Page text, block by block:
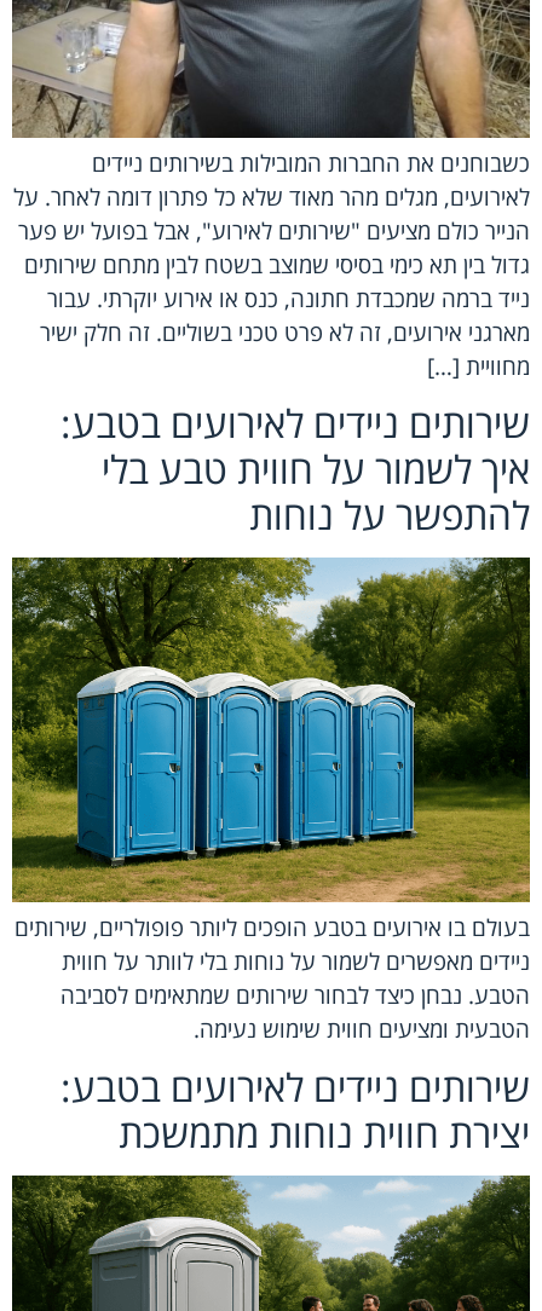
כשבוחנים את החברות המובילות בשירותים ניידים
לאירועים, מגלים מהר מאוד שלא כל פתרון דומה לאחר. על
הנייר כולם מציעים "שירותים לאירוע", אבל בפועל יש פער
גדול בין תא כימי בסיסי שמוצב בשטח לבין מתחם שירותים
נייד ברמה שמכבדת חתונה, כנס או אירוע יוקרתי. עבור
מארגני אירועים, זה לא פרט טכני בשוליים. זה חלק ישיר
מחוויית […]
שירותים ניידים לאירועים בטבע:
איך לשמור על חווית טבע בלי
להתפשר על נוחות
בעולם בו אירועים בטבע הופכים ליותר פופולריים, שירותים
ניידים מאפשרים לשמור על נוחות בלי לוותר על חווית
הטבע. נבחן כיצד לבחור שירותים שמתאימים לסביבה
הטבעית ומציעים חווית שימוש נעימה.
שירותים ניידים לאירועים בטבע:
יצירת חווית נוחות מתמשכת